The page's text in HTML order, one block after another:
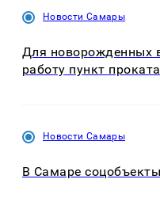
Новости Самары
Для новорожденных
работу пункт
Новости Самары
В Самаре